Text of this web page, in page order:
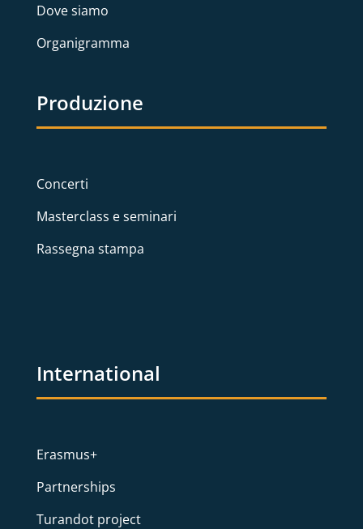
Dove siamo
Organigramma
Produzione
Concerti
Masterclass e seminari
Rassegna stampa
International
Erasmus+
Partnerships
Turandot project